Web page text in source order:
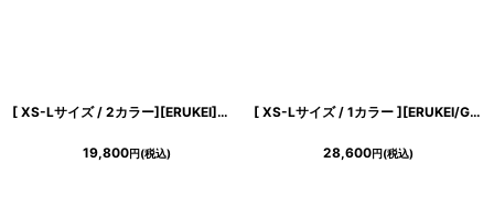
[ XS-Lサイズ / 2カラー][ERUKEI]シンプル・ノースリーブ・Aライン・フレア・ミニドレス・ワンピース[送料無料]
19,800円(税込)
[ XS-Lサイズ / 1カラー ][ERUKEI/GINZA COUTURE]ラメ・チュールレース・フリル・長袖・リボン・スパンコール・金糸・MIXツイード・Aライン・ミニドレス・ワンピース[送料無料]
28,600円(税込)